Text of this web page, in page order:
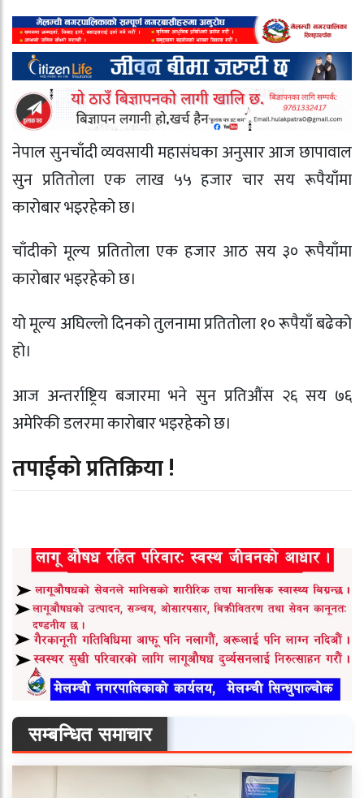
नेपाल सुनचाँदी व्यवसायी महासंघका अनुसार आज छापावाल
सुन प्रतितोला एक लाख ५५ हजार चार सय रूपैयाँमा
कारोबार भइरहेको छ।
चाँदीको मूल्य प्रतितोला एक हजार आठ सय ३० रूपैयाँमा
कारोबार भइरहेको छ।
यो मूल्य अघिल्लो दिनको तुलनामा प्रतितोला १० रूपैयाँ बढेको
हो।
आज अन्तर्राष्ट्रिय बजारमा भने सुन प्रतिऔंस २६ सय ७६
अमेरिकी डलरमा कारोबार भइरहेको छ।
तपाईको प्रतिक्रिया !
सम्बन्धित समाचार